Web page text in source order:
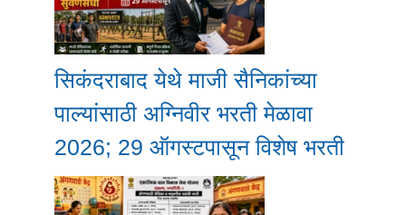
सिकंदराबाद येथे माजी सैनिकांच्या
पाल्यांसाठी अग्निवीर भरती मेळावा
2026; 29 ऑगस्टपासून विशेष भरती